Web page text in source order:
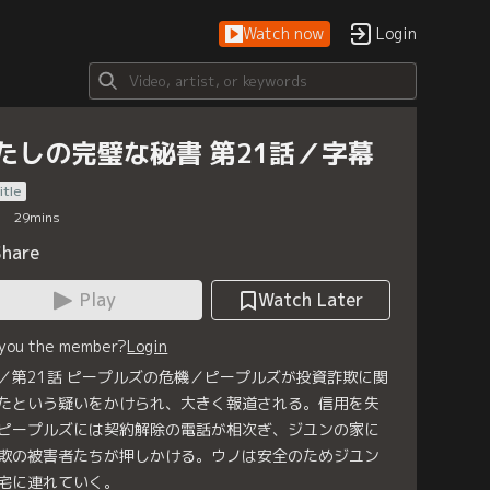
Watch now Login
しの完璧な秘書 第21話／字幕
29mins
Play
Watch Later
the member?Login
第21話 ピープルズの危機／ピープルズが投資詐欺に関
という疑いをかけられ、大きく報道される。信用を失
ープルズには契約解除の電話が相次ぎ、ジユンの家に
の被害者たちが押しかける。ウノは安全のためジユン
に連れていく。